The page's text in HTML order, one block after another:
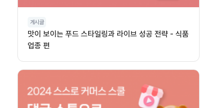
게시글
맛이 보이는 푸드 스타일링과 라이브 성공 전략 - 식품
업종 편